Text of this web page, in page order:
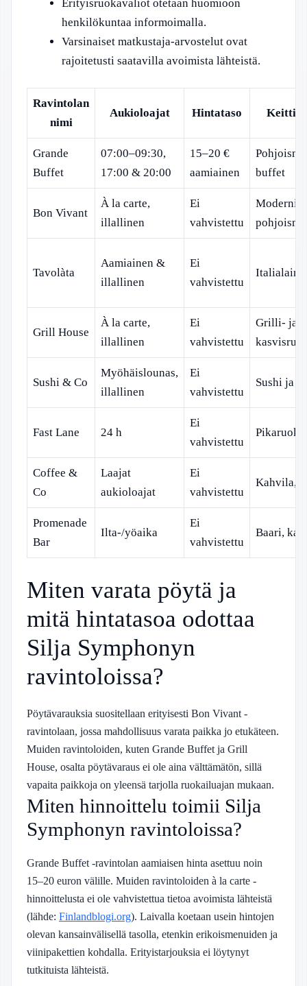
Erityisruokavaliot otetaan huomioon
henkilökuntaa informoimalla.
Varsinaiset matkustaja-arvostelut ovat
rajoitetusti saatavilla avoimista lähteistä.
Ravintolan
nimi
Aukioloajat Hintataso
Grande
Buffet
07:00–09:30,
17:00 & 20:00
15–20 €
aamiainen
buffet
Bon Vivant
À la carte,
illallinen
Ei
vahvistettu
Moderni
Tavolàta
Aamiainen &
illallinen
Ei
vahvistettu
Grill House
À la carte,
illallinen
Ei
vahvistettu
Grilli- ja
Sushi & Co
Myöhäislounas,
illallinen
Ei
vahvistettu
Sushi ja
Fast Lane 24 h
Ei
vahvistettu
Coffee &
Co
Laajat
aukioloajat
Ei
vahvistettu
Kahvila,
Promenade
Bar
Ilta-/yöaika
Ei
vahvistettu
Baari,
Miten varata pöytä ja
mitä hintatasoa odottaa
Silja Symphonyn
ravintoloissa?
Pöytävarauksia suositellaan erityisesti Bon Vivant -
ravintolaan, jossa mahdollisuus varata paikka jo etukäteen.
Muiden ravintoloiden, kuten Grande Buffet ja Grill
House, osalta pöytävaraus ei ole aina välttämätön, sillä
vapaita paikkoja on yleensä tarjolla ruokailuajan mukaan.
Miten hinnoittelu toimii Silja
Symphonyn ravintoloissa?
Grande Buffet -ravintolan aamiaisen hinta asettuu noin
15–20 euron välille. Muiden ravintoloiden à la carte -
hinnoittelusta ei ole vahvistettua tietoa avoimista lähteistä
(lähde: Finlandblogi.org). Laivalla koetaan usein hintojen
olevan kansainvälisellä tasolla, etenkin erikoismenuiden ja
viinipakettien kohdalla. Erityistarjouksia ei löytynyt
tutkituista lähteistä.